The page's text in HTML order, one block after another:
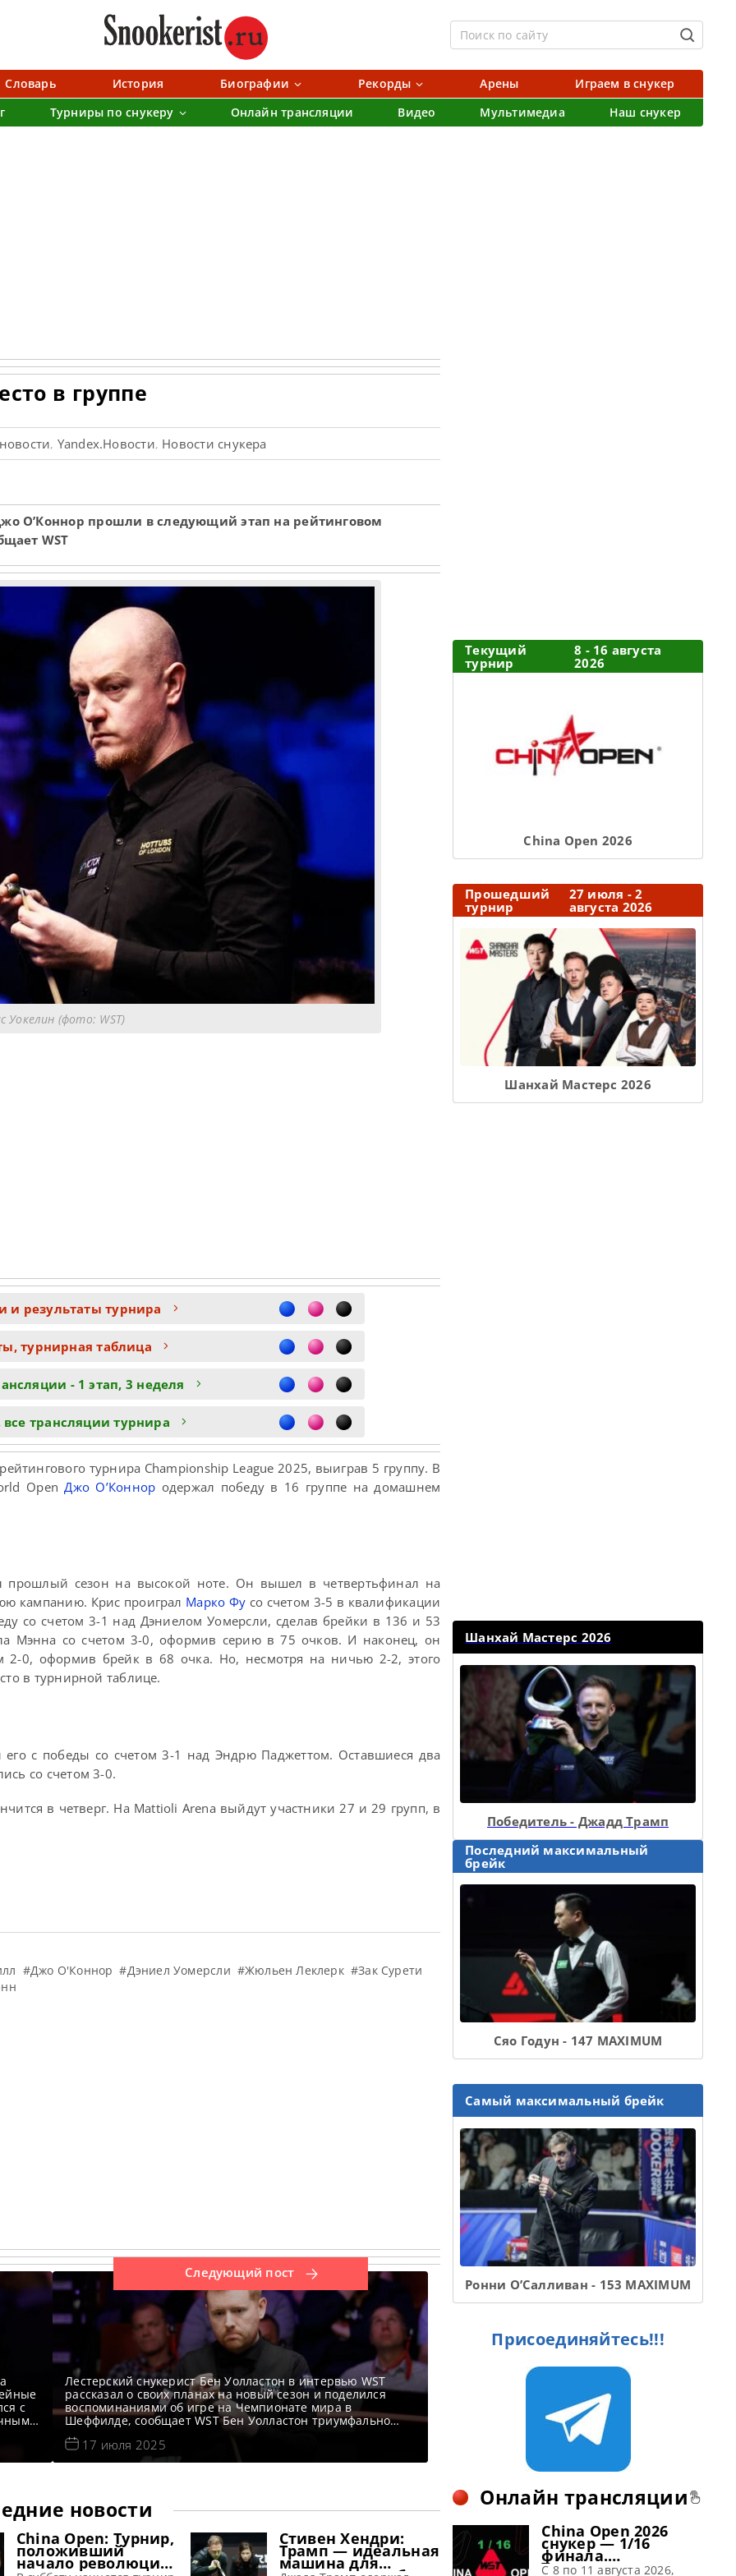
Словарь История Биографии Рекорды Арены
Играем в снукер
Турниры по снукеру Онлайн трансляции Видео Мультимедиа Наш снукер
в группе
, Yandex.Новости, Новости снукера
О’Коннор прошли в следующий этап на рейтинговом
WST
Уокелин (фото: WST)
и результаты турнира
турнирная таблица
- 1 этап, 3 неделя
трансляции турнира
турнира Championship League 2025, выиграв 5 группу. В
OpenДжо О’Коннор одержал победу в 16 группе на домашнем
прошлый сезон на высокой ноте. Он вышел в четвертьфинал на
кампанию. Крис проиграл Марко Фу со счетом 3-5 в квалификации
со счетом 3-1 над Дэниелом Уомерсли, сделав брейки в 136 и 53
Мэнна со счетом 3-0, оформив серию в 75 очков. И наконец, он
2-0, оформив брейк в 68 очка. Но, несмотря на ничью 2-2, этого
в турнирной таблице.
с победы со счетом 3-1 над Эндрю Паджеттом. Оставшиеся два
со счетом 3-0.
в четверг. На Mattioli Arena выйдут участники 27 и 29 групп, в
#Джо О'Коннор #Дэниел Уомерсли #Жюльен Леклерк #Зак Сурети
с
Следующий пост
Лестерский снукерист Бен Уолластон в интервью WST
рассказал о своих планах на новый сезон и поделился
воспоминаниями об игре на Чемпионате мира в
Шеффилде, сообщает WST Бен Уолластон триумфально
вернулся в элиту снукера, завоевав место на Чемпионате
мира в Крусибле. И впервые с момента своего дебюта в
2013 году он появился в «Theatre of Dreams».
17 июля 2025
новости
China Open: Турнир,
положивший
начало революции
Стивен Хендри:
Трамп — идеальная
машина для
Текущий
турнир
8 - 16 августа
2026
Сhina Open 2026
Прошедший
турнир
27 июля - 2
августа 2026
Шанхай Мастерс 2026
Шанхай Мастерс 2026
Победитель - Джадд Трамп
Последний максимальный
брейк
Сяо Годун - 147 MAXIMUM
Самый максимальный брейк
Ронни О’Салливан - 153 MAXIMUM
Присоединяйтесь!!!
Онлайн трансляции
China Open 2026
снукер — 1/16
финала.
Трансляции
C 8 по 11 августа 2026,